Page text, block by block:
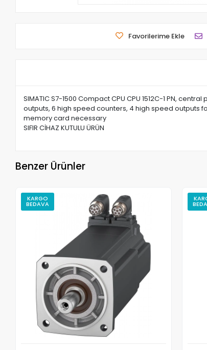
Favorilerime Ekle
SIMATIC S7-1500 Compact CPU CPU 1512C-1 PN,
outputs, 6 high speed counters, 4 high speed outputs
memory card necessary
SIFIR CİHAZ KUTULU ÜRÜN
Benzer Ürünler
KARGO
BEDAVA